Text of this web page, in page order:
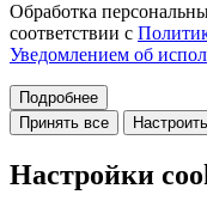
Обработка
соответствии с
Уведомлением об
Подробнее
Принять все
Настройки